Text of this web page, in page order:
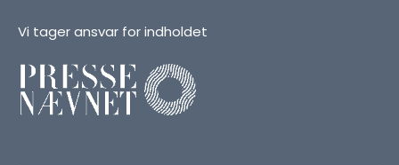
Vi tager ansvar for indholdet